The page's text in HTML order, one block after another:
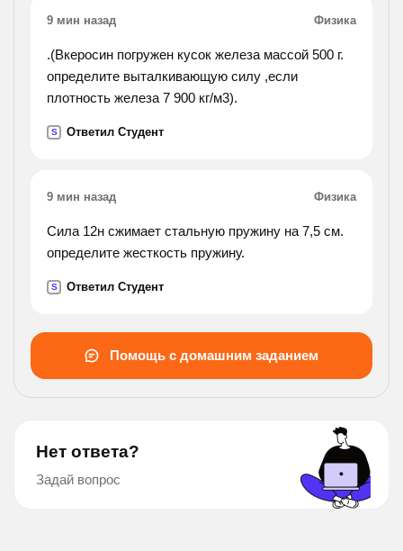
9 мин назад Физика
.(Вкеросин погружен кусок железа массой 500 г.
определите выталкивающую силу ,если
плотность железа 7 900 кг/м3).
S Ответил Студент
9 мин назад Физика
Сила 12н сжимает стальную пружину на 7,5 см.
определите жесткость пружину.
S Ответил Студент
Помощь с домашним заданием
Нет ответа?
Задай вопрос